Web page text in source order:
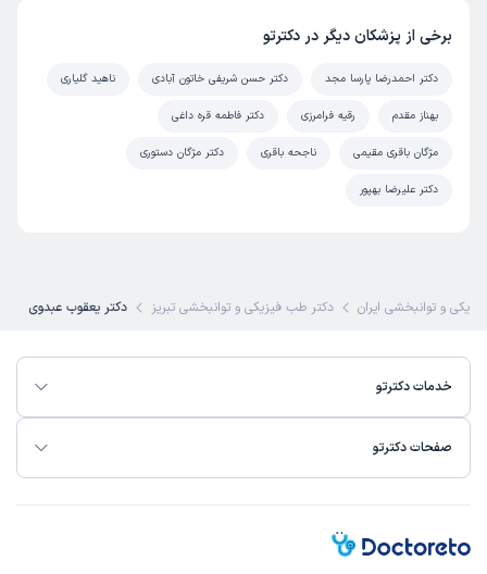
برخی از پزشکان دیگر در دکترتو
دکتر احمدرضا پارسا مجد دکتر حسن شریفی خاتون آبادی ناهید گلیاری
بهناز مقدم رقیه فرامرزی دکتر فاطمه قره داغی
مژگان باقری مقیمی ناجحه باقری دکتر مژگان دستوری
دکتر علیرضا بهپور
و توانبخشی ایران دکتر طب فیزیکی و توانبخشی تبریز دکتر یعقوب عبدوی
خدمات دکترتو
صفحات دکترتو